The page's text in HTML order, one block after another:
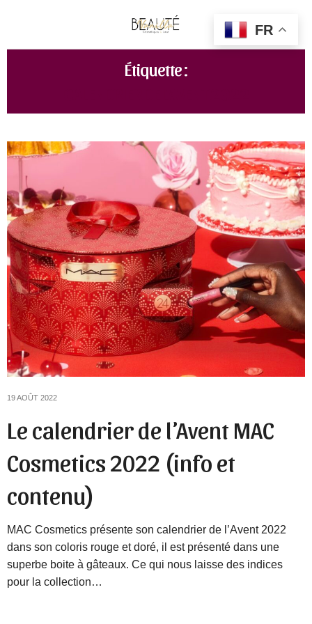
Étiquette :
19 AOÛT 2022
Le calendrier de l’Avent MAC
Cosmetics 2022 (info et
contenu)
MAC Cosmetics présente son calendrier de l’Avent 2022
dans son coloris rouge et doré, il est présenté dans une
superbe boite à gâteaux. Ce qui nous laisse des indices
pour la collection…
FR